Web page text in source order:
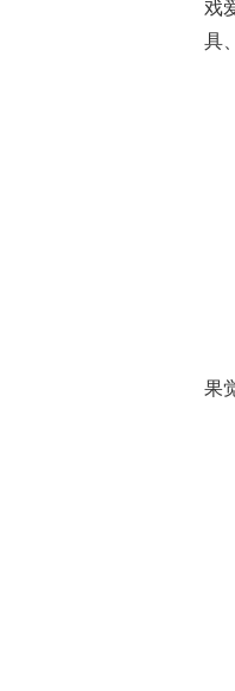
戏
具
果